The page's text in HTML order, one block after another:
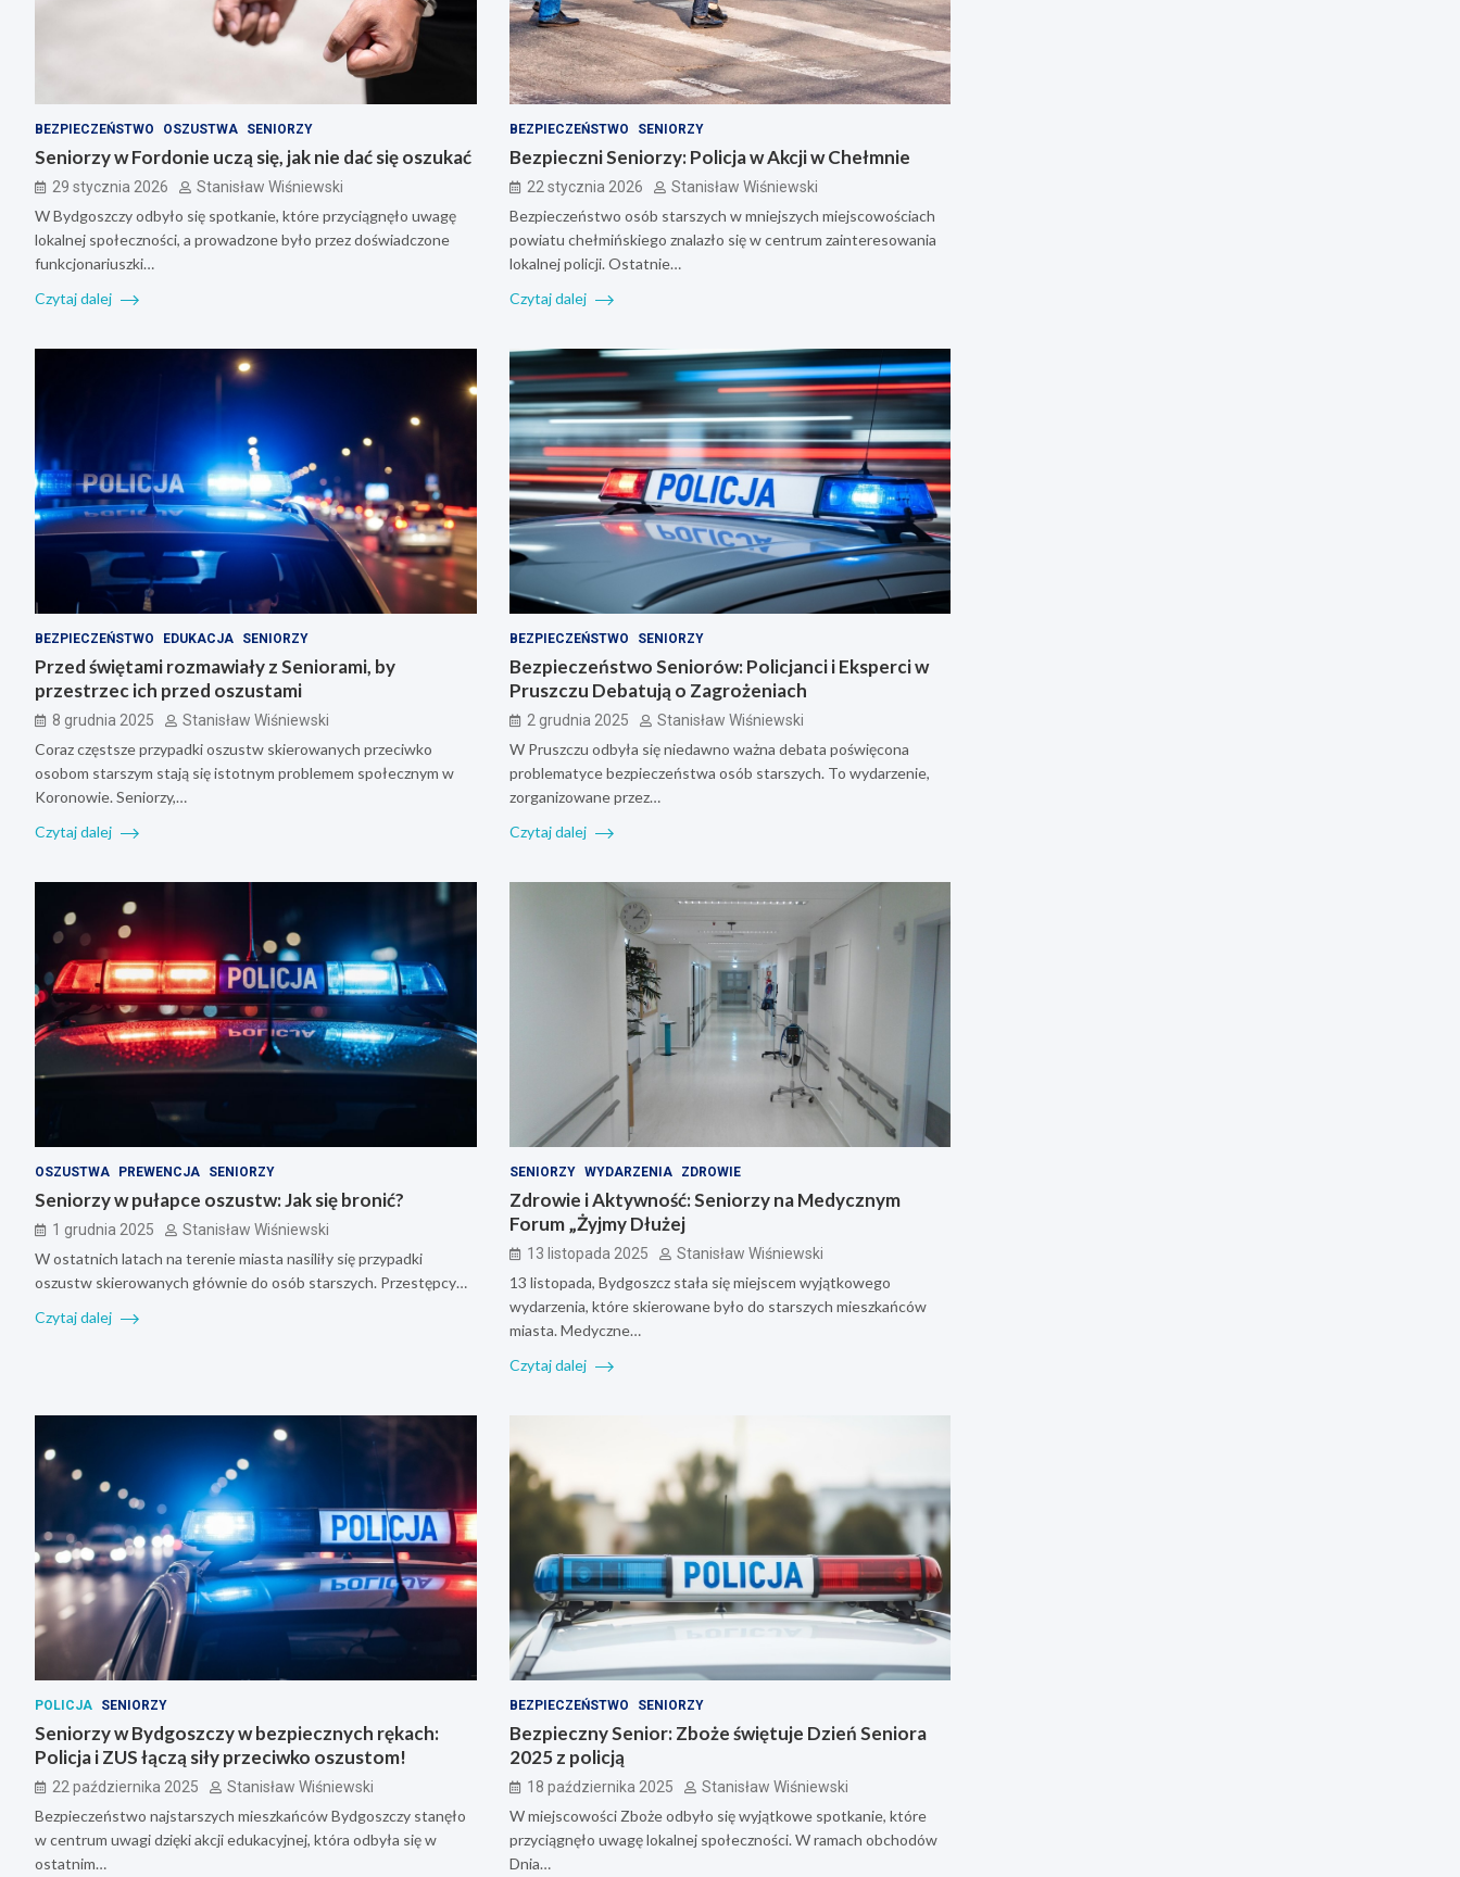
BEZPIECZEŃSTWO OSZUSTWA SENIORZY
Seniorzy w Fordonie uczą się, jak nie dać się oszukać
29 stycznia 2026 Stanisław Wiśniewski
W Bydgoszczy odbyło się spotkanie, które przyciągnęło uwagę
lokalnej społeczności, a prowadzone było przez doświadczone
funkcjonariuszki…
Czytaj dalej
BEZPIECZEŃSTWO SENIORZY
Bezpieczni Seniorzy: Policja w Akcji w Chełmnie
22 stycznia 2026 Stanisław Wiśniewski
Bezpieczeństwo osób starszych w mniejszych miejscowościach
powiatu chełmińskiego znalazło się w centrum zainteresowania
lokalnej policji. Ostatnie…
Czytaj dalej
BEZPIECZEŃSTWO EDUKACJA SENIORZY
Przed świętami rozmawiały z Seniorami, by
przestrzec ich przed oszustami
8 grudnia 2025 Stanisław Wiśniewski
Coraz częstsze przypadki oszustw skierowanych przeciwko
osobom starszym stają się istotnym problemem społecznym w
Koronowie. Seniorzy,…
Czytaj dalej
BEZPIECZEŃSTWO SENIORZY
Bezpieczeństwo Seniorów: Policjanci i Eksperci w
Pruszczu Debatują o Zagrożeniach
2 grudnia 2025 Stanisław Wiśniewski
W Pruszczu odbyła się niedawno ważna debata poświęcona
problematyce bezpieczeństwa osób starszych. To wydarzenie,
zorganizowane przez…
Czytaj dalej
OSZUSTWA PREWENCJA SENIORZY
Seniorzy w pułapce oszustw: Jak się bronić?
1 grudnia 2025 Stanisław Wiśniewski
W ostatnich latach na terenie miasta nasiliły się przypadki
oszustw skierowanych głównie do osób starszych. Przestępcy…
Czytaj dalej
SENIORZY WYDARZENIA ZDROWIE
Zdrowie i Aktywność: Seniorzy na Medycznym
Forum „Żyjmy Dłużej
13 listopada 2025 Stanisław Wiśniewski
13 listopada, Bydgoszcz stała się miejscem wyjątkowego
wydarzenia, które skierowane było do starszych mieszkańców
miasta. Medyczne…
Czytaj dalej
POLICJA SENIORZY
Seniorzy w Bydgoszczy w bezpiecznych rękach:
Policja i ZUS łączą siły przeciwko oszustom!
22 października 2025 Stanisław Wiśniewski
Bezpieczeństwo najstarszych mieszkańców Bydgoszczy stanęło
w centrum uwagi dzięki akcji edukacyjnej, która odbyła się w
ostatnim…
BEZPIECZEŃSTWO SENIORZY
Bezpieczny Senior: Zboże świętuje Dzień Seniora
2025 z policją
18 października 2025 Stanisław Wiśniewski
W miejscowości Zboże odbyło się wyjątkowe spotkanie, które
przyciągnęło uwagę lokalnej społeczności. W ramach obchodów
Dnia…